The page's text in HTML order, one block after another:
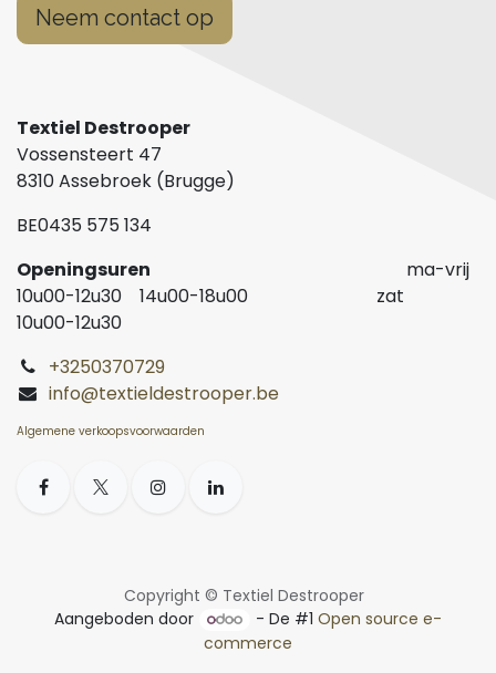
Neem contact op
Textiel Destrooper
Vossensteert 47
8310 Assebroek (Brugge)
BE0435 575 134
Openingsuren ma-vrij
10u00-12u30 14u00-18u00 zat
10u00-12u30
+3250370729
info@textieldestrooper.be
Algemene verkoopsvoorwaarden
Copyright © Textiel Destrooper
Aangeboden door
- De #1Open source e-
commerce